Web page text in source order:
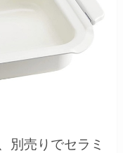
別売りでセラミ